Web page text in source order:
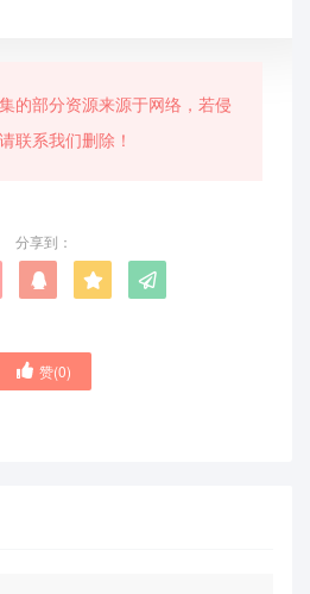
的部分资源来源于网络，若侵
联系我们删除！
分享到：
赞(0)